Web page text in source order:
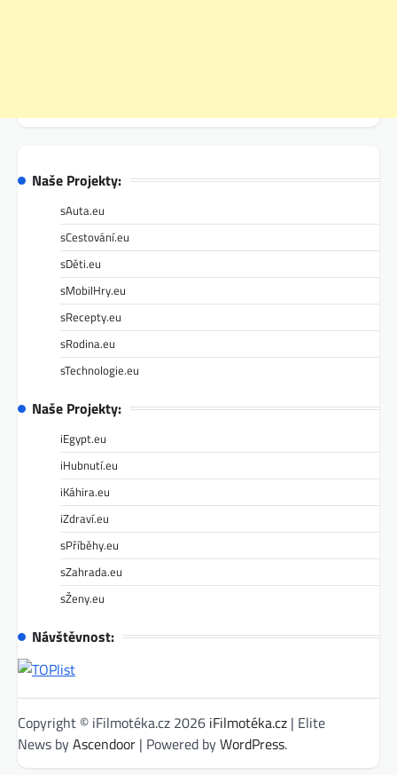
Naše Projekty:
sAuta.eu
sCestování.eu
sDěti.eu
sMobilHry.eu
sRecepty.eu
sRodina.eu
sTechnologie.eu
Naše Projekty:
iEgypt.eu
iHubnutí.eu
iKáhira.eu
iZdraví.eu
sPříběhy.eu
sZahrada.eu
sŽeny.eu
Návštěvnost:
Copyright © iFilmotéka.cz 2026 iFilmotéka.cz | Elite
News byAscendoor | Powered byWordPress.